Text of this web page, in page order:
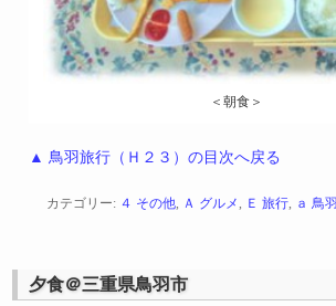
＜朝食＞
▲ 鳥羽旅行（Ｈ２３）の目次へ戻る
カテゴリー: ４ その他, Ａ グルメ, Ｅ 旅行, ａ 鳥羽
夕食＠三重県鳥羽市